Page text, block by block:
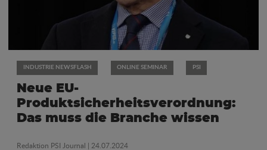
INDUSTRIE NEWSFLASH ONLINE SEMINAR PSI
Neue EU-
Produktsicherheitsverordnung:
Das muss die Branche wissen
Redaktion PSI Journal | 24.07.2024